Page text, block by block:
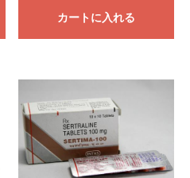
カートに入れる